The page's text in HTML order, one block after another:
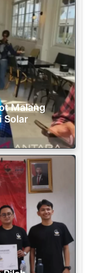
Malang
Solar